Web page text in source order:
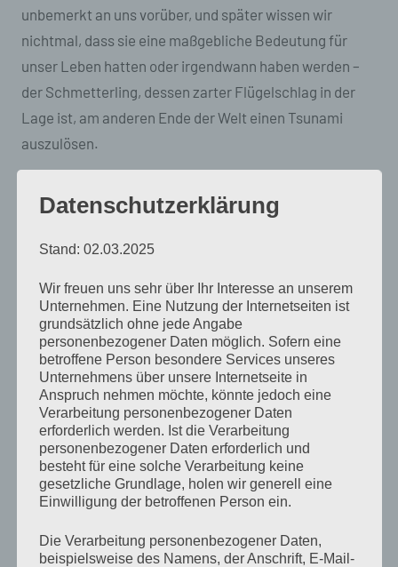
unbemerkt an uns vorüber, und später wissen wir
nichtmal, dass sie eine maßgebliche Bedeutung für
unser Leben hatten oder irgendwann haben werden –
der Schmetterling, dessen zarter Flügelschlag in der
Lage ist, am anderen Ende der Welt einen Tsunami
auszulösen.
unsere Mauern in ihren Grundfesten erschüttert, ja
mitunter sogar zum Einsturz gebracht werden.
können sehen und fühlen, wie all das zuvor
Unverstandene unseres Daseins sinnhaft
ineinandergreift.
Dann, wenn das andere Ende der Welt auf einmal kein
Ort in weiter Ferne mehr ist, sondern unser eigenes
schlagendes Herz, welches von einem Schlag zum
nächsten nicht mehr ausschließlich für uns alleine
schlägt.
Schlagwörter Antje schreibt
Das Ende der Welt
Datenschutzerklärung
Stand: 02.03.2025
Wir freuen uns sehr über Ihr Interesse an unserem
Unternehmen. Eine Nutzung der Internetseiten ist
grundsätzlich ohne jede Angabe
personenbezogener Daten möglich. Sofern eine
betroffene Person besondere Services unseres
Unternehmens über unsere Internetseite in
Anspruch nehmen möchte, könnte jedoch eine
Verarbeitung personenbezogener Daten
erforderlich werden. Ist die Verarbeitung
personenbezogener Daten erforderlich und
besteht für eine solche Verarbeitung keine
gesetzliche Grundlage, holen wir generell eine
Einwilligung der betroffenen Person ein.
Die Verarbeitung personenbezogener Daten,
beispielsweise des Namens, der Anschrift, E-Mail-